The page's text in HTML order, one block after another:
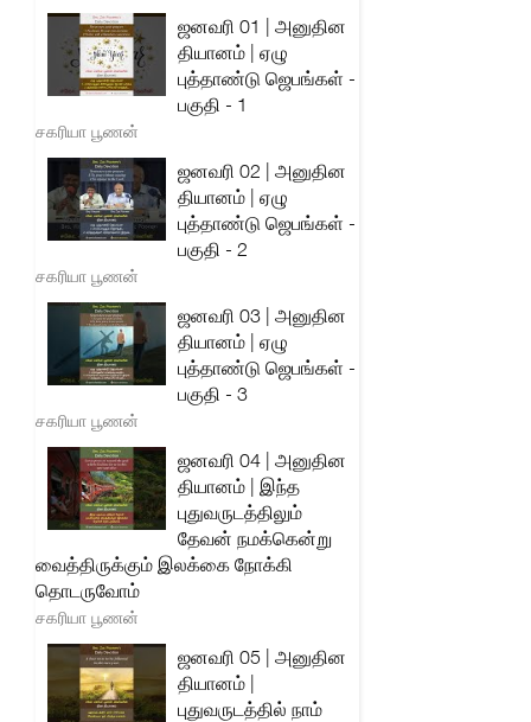
ஜனவரி 01 | அனுதின
தியானம் | ஏழு
புத்தாண்டு ஜெபங்கள் -
பகுதி - 1
சகரியா பூணன்
ஜனவரி 02 | அனுதின
தியானம் | ஏழு
புத்தாண்டு ஜெபங்கள் -
பகுதி - 2
சகரியா பூணன்
ஜனவரி 03 | அனுதின
தியானம் | ஏழு
புத்தாண்டு ஜெபங்கள் -
பகுதி - 3
சகரியா பூணன்
ஜனவரி 04 | அனுதின
தியானம் | இந்த
புதுவருடத்திலும்
தேவன் நமக்கென்று
வைத்திருக்கும் இலக்கை நோக்கி
தொடருவோம்
சகரியா பூணன்
ஜனவரி 05 | அனுதின
தியானம் |
புதுவருடத்தில் நாம்